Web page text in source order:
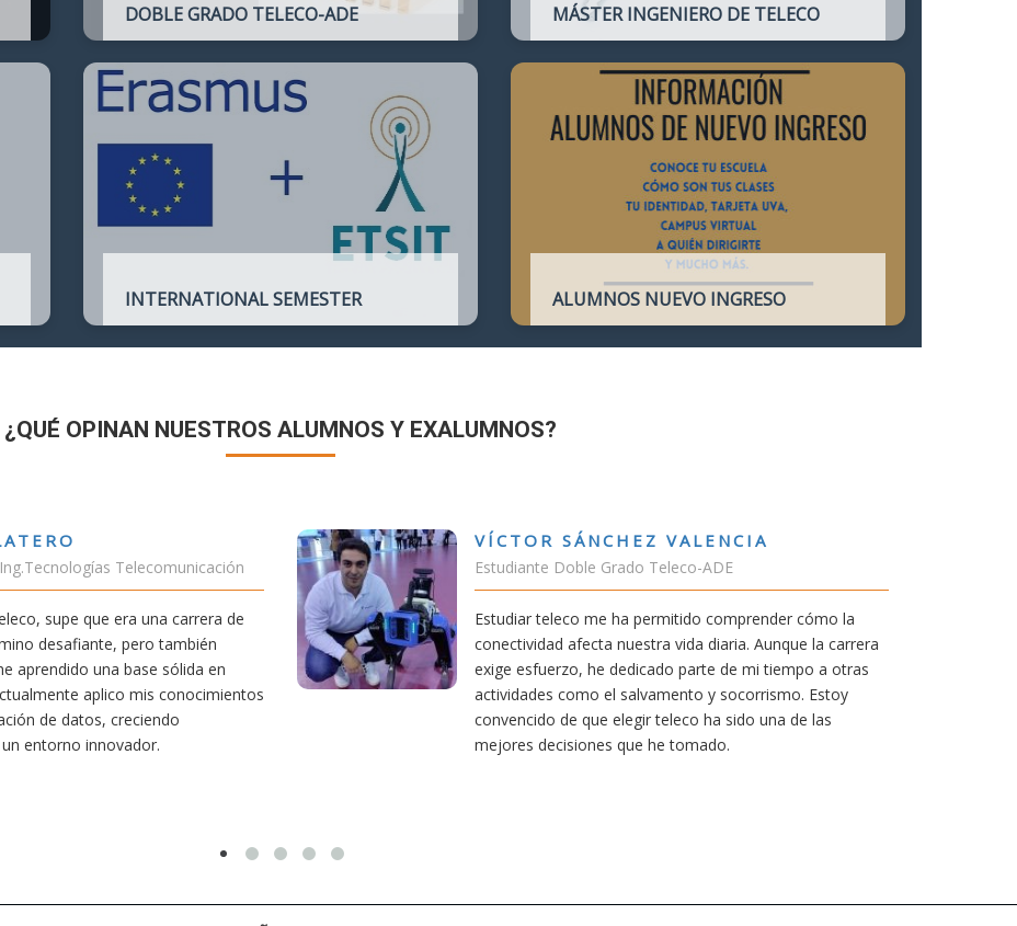
DOBLE GRADO TELECO-ADE
Ingeniería de Telecomunicación con la de
Administración y Dirección de Empresas
MÁSTER INGENIERO DE TELECO
profesionales del Ingeniero de
Telecomunicación y que habilita para el
ejercicio de la profesión.
INTERNATIONAL SEMESTER ALUMNOS NUEVO INGRESO
¿QUÉ OPINAN NUESTROS ALUMNOS Y EXALUMNOS?
VÍCTOR SÁNCHEZ VALENCIA
Estudiante Doble Grado Teleco-ADE
Estudiar teleco me ha permitido comprender cómo la
conectividad afecta nuestra vida diaria. Aunque la carrera
exige esfuerzo, he dedicado parte de mi tiempo a otras
actividades como el salvamento y socorrismo. Estoy
convencido de que elegir teleco ha sido una de las
mejores decisiones que he tomado.
RUBÉN URRACA TORICES
Estudiante Grado de Ing.Tecnologías
En cualquier carrera necesitas una buena motivación.
mía siempre ha sido poder trabajar en Japón y sin
carrera de teleco me dará la oportunidad para ello.
Aunque al principio parezca duro, uno siempre piensa
mereció la pena por las múltiples oportunidades que
titulación ofrece.